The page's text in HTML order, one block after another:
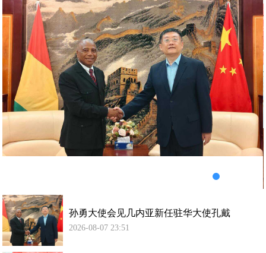
几
亚
新
任
驻
华
大
戴
孙勇大使会见几内亚新任驻华大使孔戴
2026-08-07 23:51